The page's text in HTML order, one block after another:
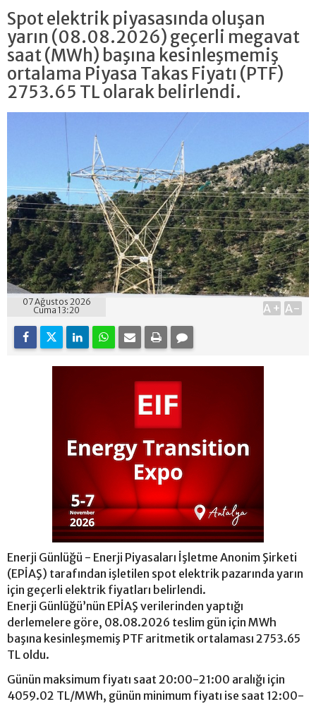
Spot elektrik piyasasında oluşan
yarın (08.08.2026) geçerli megavat
saat (MWh) başına kesinleşmemiş
ortalama Piyasa Takas Fiyatı (PTF)
2753.65 TL olarak belirlendi.
07 Ağustos 2026
Cuma 13:20
A+ A-
Enerji Günlüğü - Enerji Piyasaları İşletme Anonim Şirketi
(EPİAŞ) tarafından işletilen spot elektrik pazarında yarın
için geçerli elektrik fiyatları belirlendi.
Enerji Günlüğü’nün EPİAŞ verilerinden yaptığı
derlemelere göre, 08.08.2026 teslim gün için MWh
başına kesinleşmemiş PTF aritmetik ortalaması 2753.65
TL oldu.
Günün maksimum fiyatı saat 20:00-21:00 aralığı için
4059.02 TL/MWh, günün minimum fiyatı ise saat 12:00-